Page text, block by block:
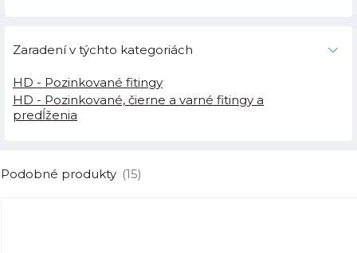
Zaradení v týchto kategoriách
HD - Pozinkované fitingy
HD - Pozinkované, čierne a varné fitingy a
predĺženia
Podobné produkty (15)